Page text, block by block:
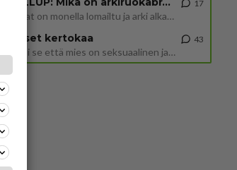
Lomat on monella lomailtu ja arki alkaa. Se voi tarkoittaa myös sitä, että grillailut on grillattu ja palataan arjen ruo
17
Naiset kertokaa
Miksi se että mies on seksuaalinen ja haluaa seksiä ja te olette hänen mielestänne haluttava on vastenmielistä? Mikä sii
43